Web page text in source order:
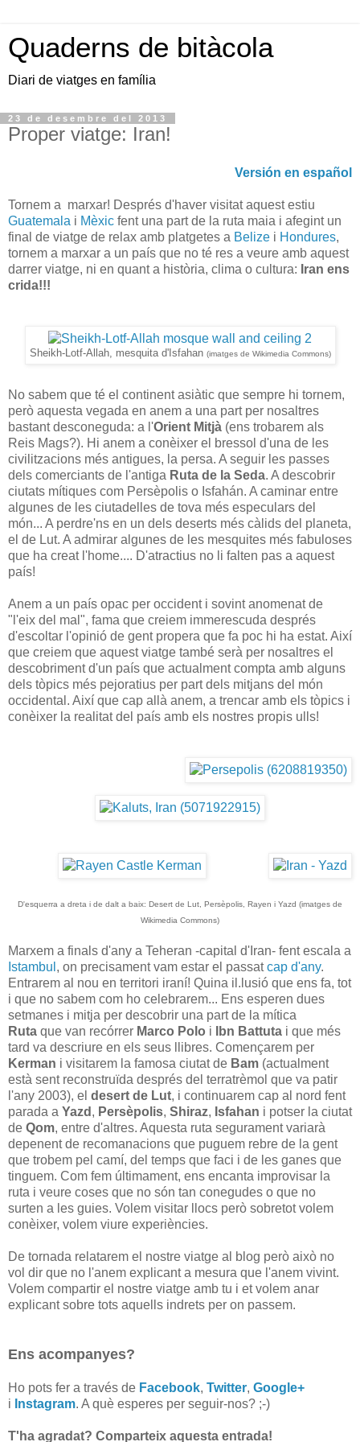
Quaderns de bitàcola
Diari de viatges en família
23 de desembre del 2013
Proper viatge: Iran!
Versión en español
Tornem a marxar! Després d'haver visitat aquest estiu
Guatemala i Mèxic fent una part de la ruta maia i afegint un
final de viatge de relax amb platgetes a Belize i Hondures,
tornem a marxar a un país que no té res a veure amb aquest
darrer viatge, ni en quant a història, clima o cultura: Iran ens
crida!!!
Sheikh-Lotf-Allah, mesquita d'Isfahan (imatges de Wikimedia Commons)
No sabem que té el continent asiàtic que sempre hi tornem,
però aquesta vegada en anem a una part per nosaltres
bastant desconeguda: a l'Orient Mitjà (ens trobarem als
Reis Mags?). Hi anem a conèixer el bressol d'una de les
civilitzacions més antigues, la persa. A seguir les passes
dels comerciants de l'antiga Ruta de la Seda. A descobrir
ciutats mítiques com Persèpolis o Isfahán. A caminar entre
algunes de les ciutadelles de tova més especulars del
món... A perdre'ns en un dels deserts més càlids del planeta,
el de Lut. A admirar algunes de les mesquites més fabuloses
que ha creat l'home.... D'atractius no li falten pas a aquest
país!
Anem a un país opac per occident i sovint anomenat de
"l'eix del mal", fama que creiem immerescuda després
d'escoltar l'opinió de gent propera que fa poc hi ha estat. Així
que creiem que aquest viatge també serà per nosaltres el
descobriment d'un país que actualment compta amb alguns
dels tòpics més pejoratius per part dels mitjans del món
occidental. Així que cap allà anem, a trencar amb els tòpics i
conèixer la realitat del país amb els nostres propis ulls!
D'esquerra a dreta i de dalt a baix: Desert de Lut, Persèpolis, Rayen i Yazd (imatges de
Wikimedia Commons)
Marxem a finals d'any a Teheran -capital d'Iran- fent escala a
Istambul , on precisament vam estar el passatcap d'any.
Entrarem al nou en territori iraní! Quina il.lusió que ens fa, tot
i que no sabem com ho celebrarem... Ens esperen dues
setmanes i mitja per descobrir una part de la mítica
Ruta que van recórrer Marco Polo i Ibn Battuta i que més
tard va descriure en els seus llibres. Començarem per
Kerman i visitarem la famosa ciutat de Bam (actualment
està sent reconstruïda després del terratrèmol que va patir
l'any 2003), el desert de Lut, i continuarem cap al nord fent
parada a Yazd , Persèpolis, Shiraz, Isfahan i potser la ciutat
de Qom, entre d'altres. Aquesta ruta segurament variarà
depenent de recomanacions que puguem rebre de la gent
que trobem pel camí, del temps que faci i de les ganes que
tinguem. Com fem últimament, ens encanta improvisar la
ruta i veure coses que no són tan conegudes o que no
surten a les guies. Volem visitar llocs però sobretot volem
conèixer, volem viure experiències.
De tornada relatarem el nostre viatge al blog però això no
vol dir que no l'anem explicant a mesura que l'anem vivint.
Volem compartir el nostre viatge amb tu i et volem anar
explicant sobre tots aquells indrets per on passem.
Ens acompanyes?
Ho pots fer a través de Facebook, Twitter, Google+
i Instagram. A què esperes per seguir-nos? ;-)
T'ha agradat? Comparteix aquesta entrada!